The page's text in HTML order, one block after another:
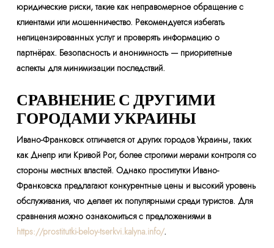
юридические риски, такие как неправомерное обращение с
клиентами или мошенничество. Рекомендуется избегать
нелицензированных услуг и проверять информацию о
партнёрах. Безопасность и анонимность — приоритетные
аспекты для минимизации последствий.
СРАВНЕНИЕ С ДРУГИМИ
ГОРОДАМИ УКРАИНЫ
Ивано-Франковск отличается от других городов Украины, таких
как Днепр или Кривой Рог, более строгими мерами контроля со
стороны местных властей. Однако проститутки Ивано-
Франковска предлагают конкурентные цены и высокий уровень
обслуживания, что делает их популярными среди туристов. Для
сравнения можно ознакомиться с предложениями в
https://prostitutki-beloy-tserkvi.kalyna.info/.